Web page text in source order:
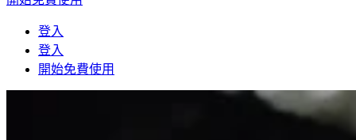
登入
登入
開始免費使用